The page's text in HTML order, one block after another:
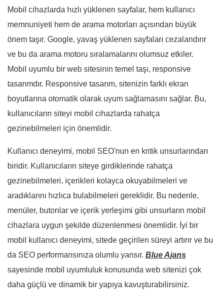
Mobil cihazlarda hızlı yüklenen sayfalar, hem kullanıcı
memnuniyeti hem de arama motorları açısından büyük
önem taşır. Google, yavaş yüklenen sayfaları cezalandırır
ve bu da arama motoru sıralamalarını olumsuz etkiler.
Mobil uyumlu bir web sitesinin temel taşı, responsive
tasarımdır. Responsive tasarım, sitenizin farklı ekran
boyutlarına otomatik olarak uyum sağlamasını sağlar. Bu,
kullanıcıların siteyi mobil cihazlarda rahatça
gezinebilmeleri için önemlidir.
Kullanıcı deneyimi, mobil SEO'nun en kritik unsurlarından
biridir. Kullanıcıların siteye girdiklerinde rahatça
gezinebilmeleri, içerikleri kolayca okuyabilmeleri ve
aradıklarını hızlıca bulabilmeleri gereklidir. Bu nedenle,
menüler, butonlar ve içerik yerleşimi gibi unsurların mobil
cihazlara uygun şekilde düzenlenmesi önemlidir. İyi bir
mobil kullanıcı deneyimi, sitede geçirilen süreyi artırır ve bu
da SEO performansınıza olumlu yansır. Blue Ajans
sayesinde mobil uyumluluk konusunda web sitenizi çok
daha güçlü ve dinamik bir yapıya kavuşturabilirsiniz.